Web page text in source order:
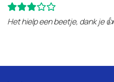
Het hielp een beetje, dank je 👍